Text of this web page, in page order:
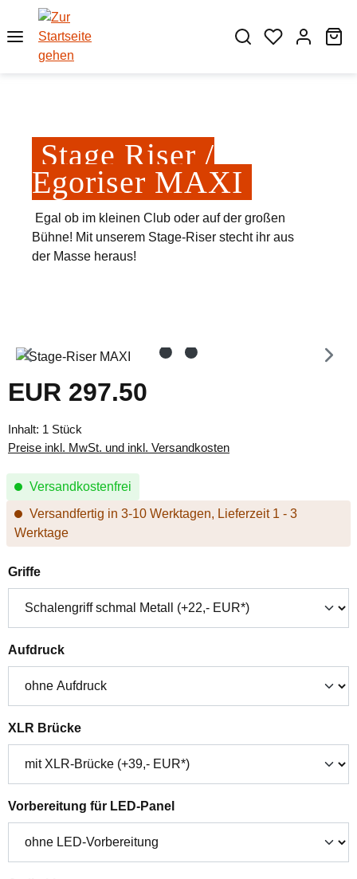
Zum Hauptinhalt springen
Stage Riser /
Egoriser MAXI
Egal ob im kleinen Club oder auf der großen
Bühne! Mit unserem Stage-Riser stecht ihr aus
der Masse heraus!
Bildergalerie überspringen
Regulärer Preis:
EUR 297.50
Inhalt: 1 Stück
Preise inkl. MwSt. und inkl. Versandkosten
Versandkostenfrei
Versandfertig in 3-10 Werktagen, Lieferzeit 1 - 3
Werktage
Griffeauswählen
Aufdruckauswählen
XLR Brückeauswählen
Vorbereitung für LED-Panelauswählen